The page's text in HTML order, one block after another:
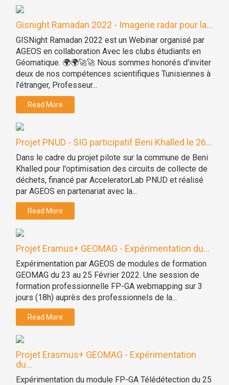
Gisnight Ramadan 2022 - Imagerie radar pour la...
GISNight Ramadan 2022 est un Webinar organisé par
AGEOS en collaboration Avec les clubs étudiants en
Géomatique. 🌍🌍🚀🚀 Nous sommes honorés d'inviter
deux de nos compétences scientifiques Tunisiennes à
l'étranger, Professeur...
Read More
Projet PNUD - SIG participatif Beni Khalled le 26...
Dans le cadre du projet pilote sur la commune de Beni
Khalled pour l'optimisation des circuits de collecte de
déchets, financé par AcceleratorLab PNUD et réalisé
par AGEOS en partenariat avec la...
Read More
Projet Eramus+ GEOMAG - Expérimentation du...
Expérimentation par AGEOS de modules de formation
GEOMAG du 23 au 25 Février 2022. Une session de
formation professionnelle FP-GA webmapping sur 3
jours (18h) auprès des professionnels de la...
Read More
Projet Erasmus+ GEOMAG - Expérimentation
du...
Expérimentation du module FP-GA Télédétection du 25